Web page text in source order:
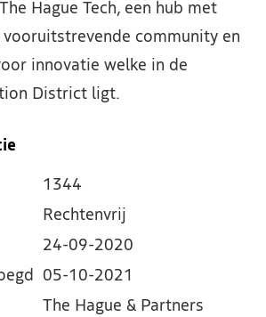
Hague Tech, een hub met
vooruitstrevende community en
innovatie welke in de
District ligt.
1344
Rechtenvrij
24-09-2020
05-10-2021
The Hague & Partners